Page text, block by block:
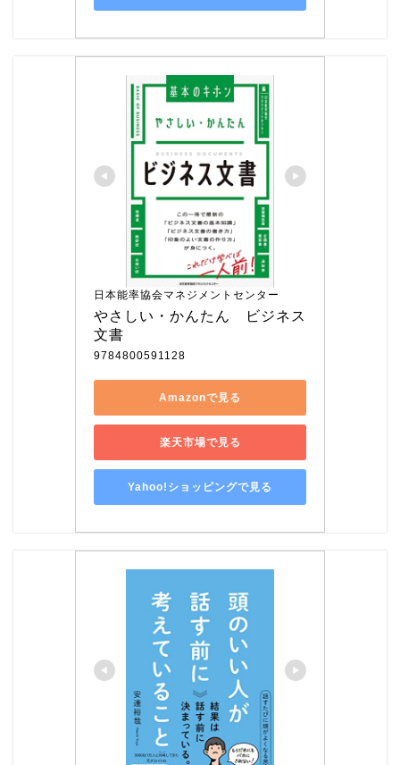
日本能率協会マネジメントセンター
やさしい・かんたん　ビジネス
文書
9784800591128
Amazonで見る
楽天市場で見る
Yahoo!ショッピングで見る